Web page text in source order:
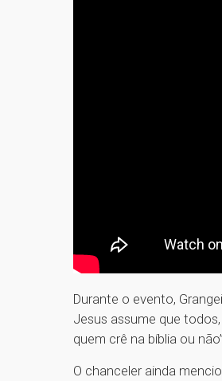
Durante o evento,
Jesus assume que
quem crê na bíblia ou
O chanceler ainda